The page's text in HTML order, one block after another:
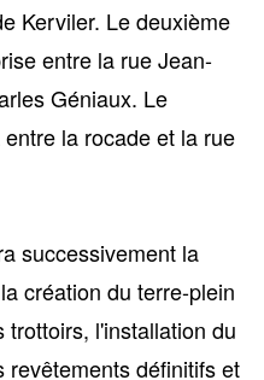
Kerviler. Le deuxième
entre la rue Jean-
Géniaux. Le
la rocade et la rue
successivement la
création du terre-plein
l'installation du
revêtements définitifs et